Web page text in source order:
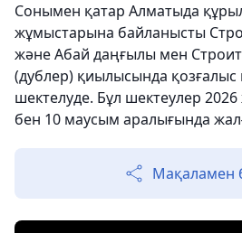
Сонымен қатар Алматыда
жұмыстарына байланысты
және Абай даңғылы мен
(дублер) қиылысында қозғалыс
шектелуде. Бұл шектеулер
бен 10 маусым аралығында
Мақаламен